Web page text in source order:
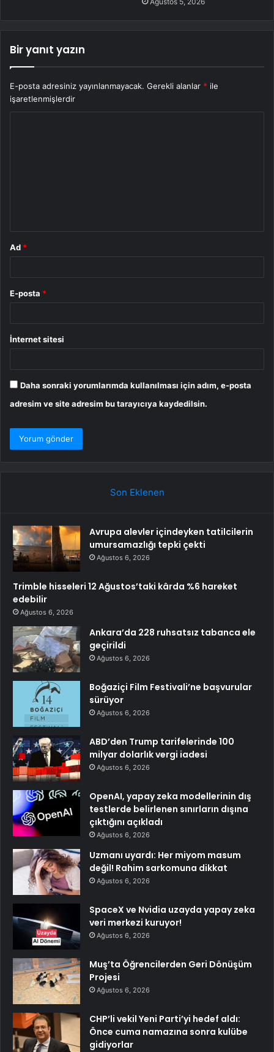
Bir yanıt yazın
E-posta adresiniz yayınlanmayacak. Gerekli alanlar * ile
işaretlenmişlerdir
Ad *
E-posta *
İnternet sitesi
Daha sonraki yorumlarımda kullanılması için adım, e-posta
adresim ve site adresim bu tarayıcıya kaydedilsin.
Son Eklenen
Avrupa alevler içindeyken tatilcilerin
umursamazlığı tepki çekti
Ağustos 6, 2026
Trimble hisseleri 12 Ağustos’taki kârda %6 hareket
edebilir
Ağustos 6, 2026
Ankara’da 228 ruhsatsız tabanca ele
geçirildi
Ağustos 6, 2026
Boğaziçi Film Festivali’ne başvurular
sürüyor
Ağustos 6, 2026
ABD’den Trump tarifelerinde 100
milyar dolarlık vergi iadesi
Ağustos 6, 2026
OpenAI, yapay zeka modellerinin dış
testlerde belirlenen sınırların dışına
çıktığını açıkladı
Ağustos 6, 2026
Uzmanı uyardı: Her miyom masum
değil! Rahim sarkomuna dikkat
Ağustos 6, 2026
SpaceX ve Nvidia uzayda yapay zeka
veri merkezi kuruyor!
Ağustos 6, 2026
Muş’ta Öğrencilerden Geri Dönüşüm
Projesi
Ağustos 6, 2026
CHP’li vekil Yeni Parti’yi hedef aldı:
Önce cuma namazına sonra kulübe
gidiyorlar